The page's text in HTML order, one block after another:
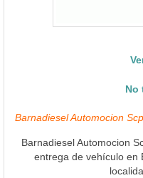
No
Barnadiesel Automocion
Barnadiesel Automocion
entrega de vehículo en